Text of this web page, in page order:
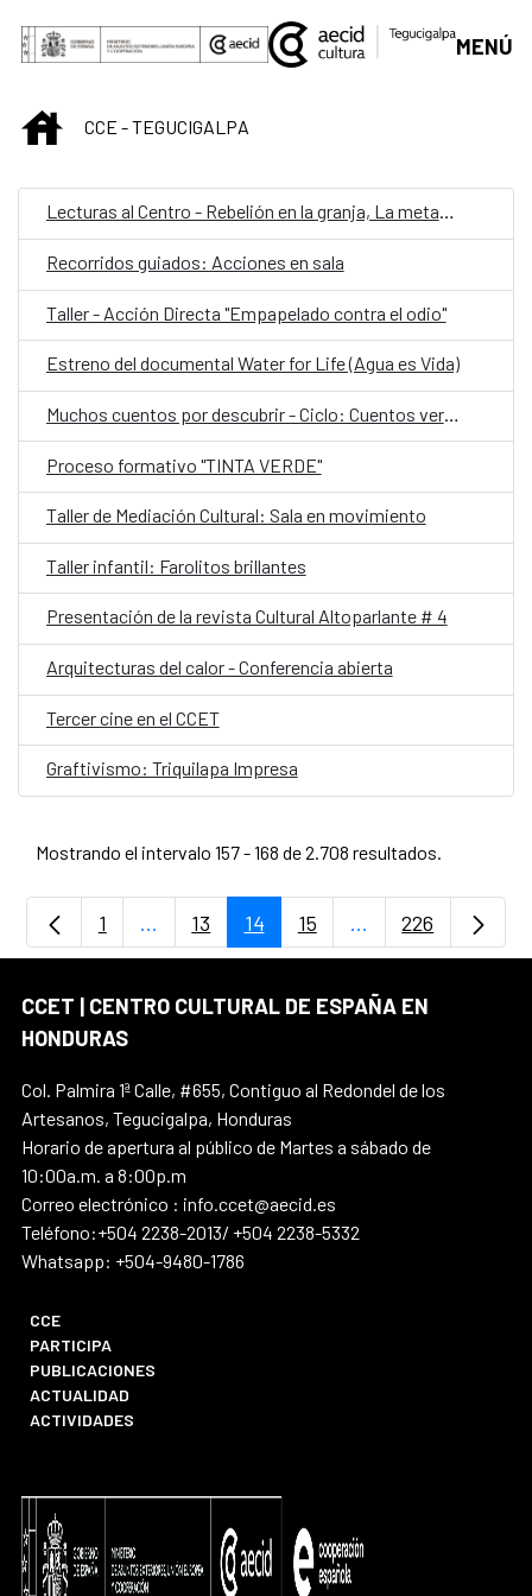
Saltar al contenido principal
MENÚ
INICIOCCE - TEGUCIGALPA
Lecturas al Centro - Rebelión en la granja, La metamorfosis y El adversario
Recorridos guiados: Acciones en sala
Taller - Acción Directa "Empapelado contra el odio"
Estreno del documental Water for Life (Agua es Vida)
Muchos cuentos por descubrir - Ciclo: Cuentos verdes
Proceso formativo "TINTA VERDE"
Taller de Mediación Cultural: Sala en movimiento
Taller infantil: Farolitos brillantes
Presentación de la revista Cultural Altoparlante # 4
Arquitecturas del calor - Conferencia abierta
Tercer cine en el CCET
Graftivismo: Triquilapa Impresa
Mostrando el intervalo 157 - 168 de 2.708 resultados.
Página
1 ...Páginas intermedias Use TAB para
Página
13 Página
14 Página
15 ...PáginasPágina
226
CCET | CENTRO CULTURAL DE ESPAÑA EN
HONDURAS
Col. Palmira 1ª Calle, #655, Contiguo al Redondel de los
Artesanos, Tegucigalpa, Honduras
Horario de apertura al público de Martes a sábado de
10:00a.m. a 8:00p.m
Correo electrónico : info.ccet@aecid.es
Teléfono:+504 2238-2013/ +504 2238-5332
Whatsapp: +504-9480-1786
CCE
PARTICIPA
PUBLICACIONES
ACTUALIDAD
ACTIVIDADES